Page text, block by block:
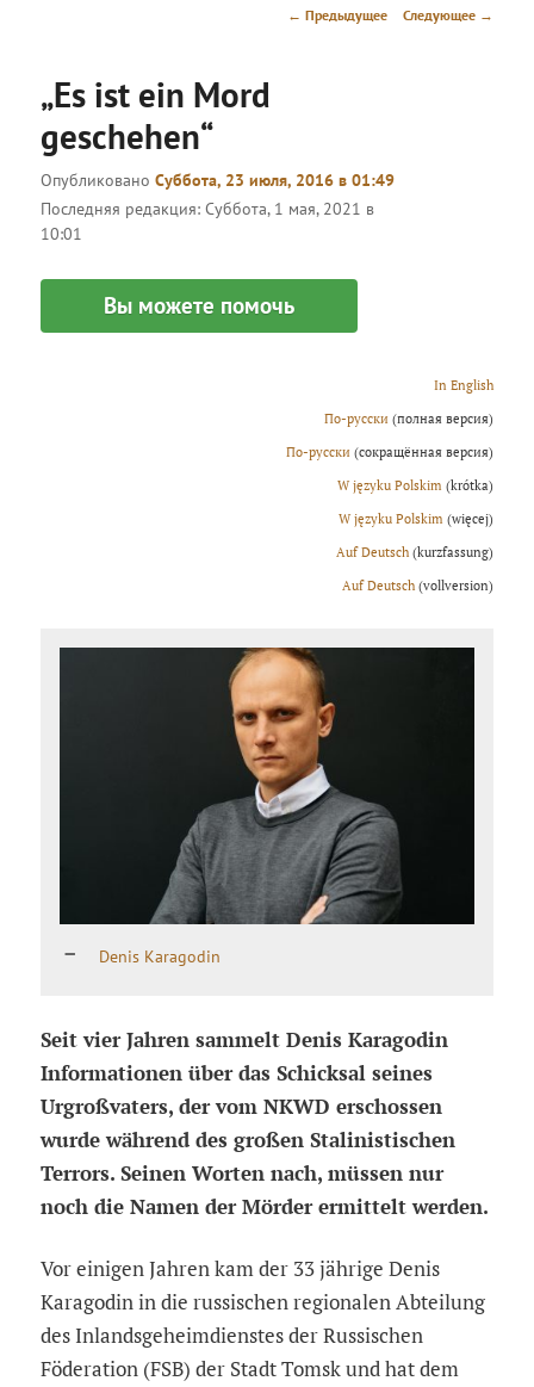
Навигация
← Предыдущее Следующее →
„Es ist ein Mord
geschehen“
ОпубликованоСуббота, 23 июля, 2016 в 01:49
Последняя редакция: Суббота, 1 мая, 2021 в
10:01
Вы можете помочь
In English
По-русски(полная версия)
По-русски(сокращённая версия)
W języku Polskim (krótka)
W języku Polskim (więcej)
Аuf Deutsch(kurzfassung)
Аuf Deutsch(vollversion)
Denis Karagodin
Seit vier Jahren sammelt Denis Karagodin
Informationen über das Schicksal seines
Urgroßvaters, der vom NKWD erschossen
wurde während des großen Stalinistischen
Terrors. Seinen Worten nach, müssen nur
noch die Namen der Mörder ermittelt werden.
Vor einigen Jahren kam der 33 jährige Denis
Karagodin in die russischen regionalen Abteilung
des Inlandsgeheimdienstes der Russischen
Föderation (FSB) der Stadt Tomsk und hat dem